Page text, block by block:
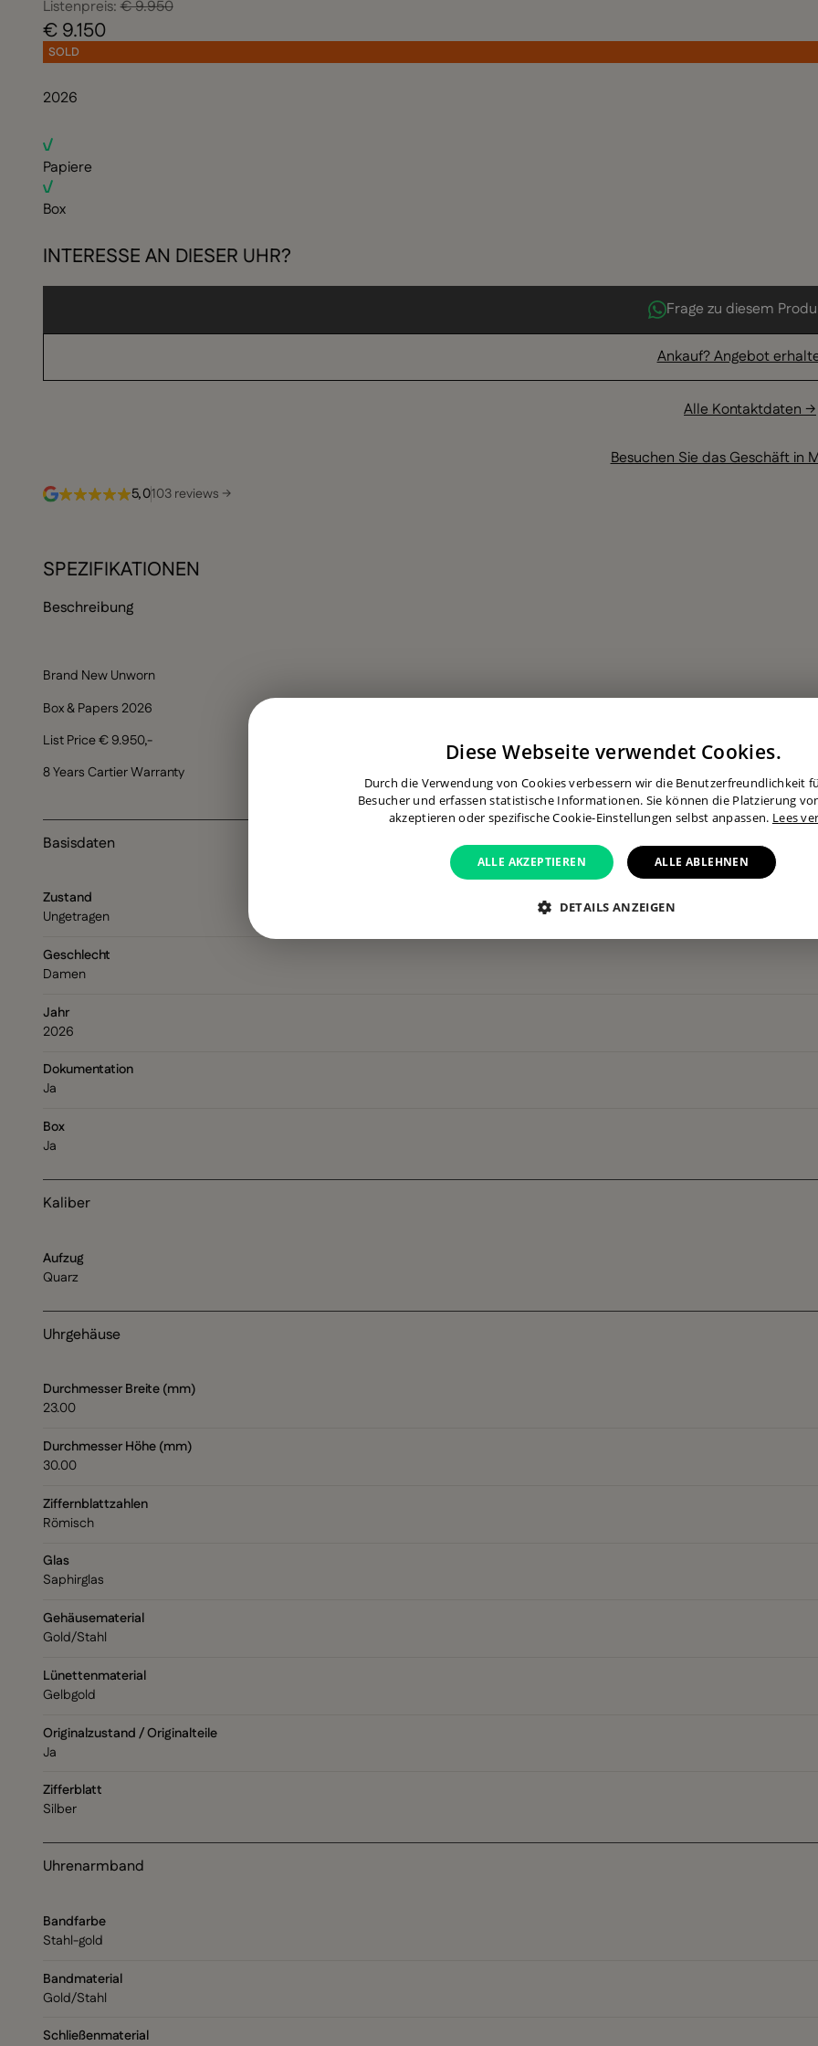
Listenpreis:€ 9.950
€ 9.150
SOLD
2026
Papiere
Box
INTERESSE AN DIESER UHR?
Frage zu diesem
Ankauf? Angebot
Alle Kontaktdaten →
Besuchen Sie das Geschäft in
5,0103 reviews →
SPEZIFIKATIONEN
Beschreibung
Brand New Unworn
Box & Papers 2026
List Price€9.950,-
8 Years Cartier Warranty
Basisdaten
Zustand
Ungetragen
Geschlecht
Damen
Jahr
2026
Dokumentation
Ja
Box
Ja
Kaliber
Aufzug
Quarz
Uhrgehäuse
Durchmesser Breite (mm)
23.00
Durchmesser Höhe (mm)
30.00
Ziffernblattzahlen
Römisch
Glas
Saphirglas
Gehäusematerial
Gold/Stahl
Lünettenmaterial
Gelbgold
Originalzustand / Originalteile
Ja
Zifferblatt
Silber
Uhrenarmband
Bandfarbe
Stahl-gold
Bandmaterial
Gold/Stahl
Schließenmaterial
Diese Webseite verwendet Cookies.
Durch die Verwendung von Cookies verbessern wir die Benutzerfreundlichkeit
Besucher und erfassen statistische Informationen. Sie können die Platzierung
akzeptieren oder spezifische Cookie-Einstellungen selbst anpassen. Lees
ALLE AKZEPTIEREN ALLE ABLEHNEN
DETAILS ANZEIGEN